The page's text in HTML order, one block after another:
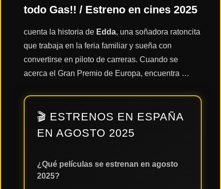
Acción
Terror
todo Gas!! / Estreno en cines 2025
cuenta la historia de Edda, una soñadora ratoncita
que trabaja en la feria familiar y sueña con
convertirse en piloto de carreras. Cuando se
acerca el Gran Premio de Europa, encuentra …
🎬 ESTRENOS EN ESPAÑA
EN AGOSTO 2025
¿Qué películas se estrenan en agosto
2025?